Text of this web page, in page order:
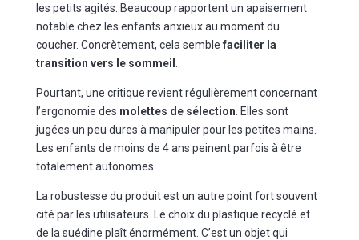
les petits agités. Beaucoup rapportent un apaisement
notable chez les enfants anxieux au moment du
coucher. Concrètement, cela semble faciliter la
transition vers le sommeil
Pourtant, une critique revient régulièrement concernant
l’ergonomie des molettes de sélection . Elles sont
jugées un peu dures à manipuler pour les petites mains.
Les enfants de moins de 4 ans peinent parfois à être
totalement autonomes.
La robustesse du produit est un autre point fort souvent
cité par les utilisateurs. Le choix du plastique recyclé et
de la suédine plaît énormément. C’est un objet qui